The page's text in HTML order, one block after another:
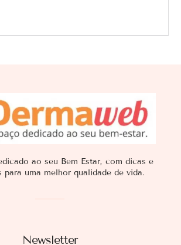
Newsletter
ao seu Bem Estar, com dicas e
para uma melhor qualidade de vida.